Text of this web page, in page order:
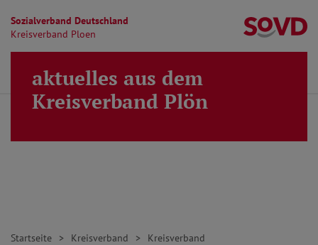
Sozialverband Deutschland
Kreisverband Ploen
Direkt zu den Inhalten springen
MENÜ
aktuelles aus dem
Kreisverband Plön
Startseite Kreisverband Kreisverband